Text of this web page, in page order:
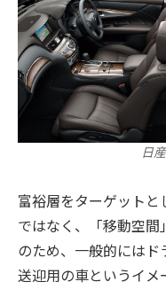
日
富裕層をターゲットと
ではなく、「移動空
のため、一般的には
送迎用の車というイメ